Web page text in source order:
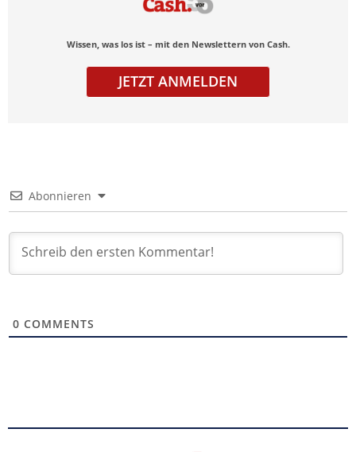
Wissen, was los ist – mit den Newslettern von Cash.
JETZT ANMELDEN
Abonnieren
0 COMMENTS